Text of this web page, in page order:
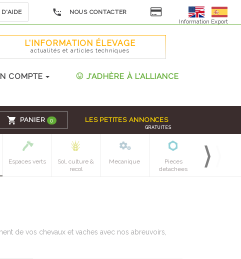
D'AIDE
NOUS CONTACTER
Information Export
L'INFORMATION ÉLEVAGE
actualités et articles techniques
COMPTE J'ADHÈRE À L'ALLIANCE
PANIER 0 LES PETITES ANNONCES
GRATUITES
Espaces verts
Sol, culture &
recol
Mecanique
Pieces
detachees
de vos chevaux et vaches avec nos abreuvoirs,